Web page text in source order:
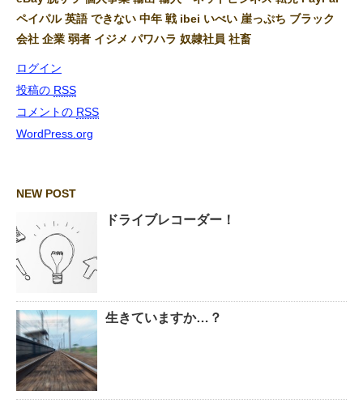
ペイパル 英語 できない 中年 戦 ibei いべい 崖っぷち ブラック
会社 企業 弱者 イジメ パワハラ 奴隷社員 社畜
ログイン
投稿の RSS
コメントの RSS
WordPress.org
NEW POST
ドライブレコーダー！
生きていますか…？